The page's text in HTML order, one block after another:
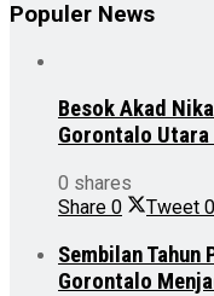
Populer News
Besok Akad
Gorontalo Utara
0 shares
Share 0 Tweet 0
Sembilan
Gorontalo